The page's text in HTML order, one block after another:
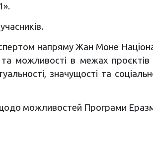
напряму Жан Моне
та можливості в межах
значущості та
можливостей Програми